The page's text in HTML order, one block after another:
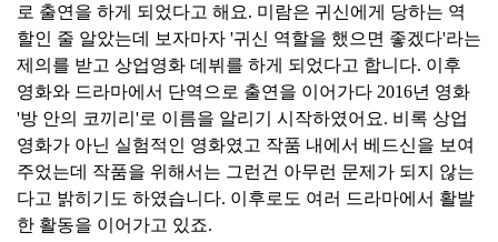
로 출연을 하게 되었다고 해요. 미람은 귀신에게 당하는 역
할인 줄 알았는데 보자마자 '귀신 역할을 했으면 좋겠다'라는
제의를 받고 상업영화 데뷔를 하게 되었다고 합니다. 이후
영화와 드라마에서 단역으로 출연을 이어가다 2016년 영화
'방 안의 코끼리'로 이름을 알리기 시작하였어요. 비록 상업
영화가 아닌 실험적인 영화였고 작품 내에서 베드신을 보여
주었는데 작품을 위해서는 그런건 아무런 문제가 되지 않는
다고 밝히기도 하였습니다. 이후로도 여러 드라마에서 활발
한 활동을 이어가고 있죠.